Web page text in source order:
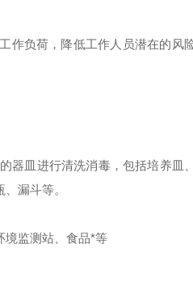
作负荷，降低工作人员潜在的风
器皿进行清洗消毒，包括培养皿
漏斗等。
境监测站、食品*等